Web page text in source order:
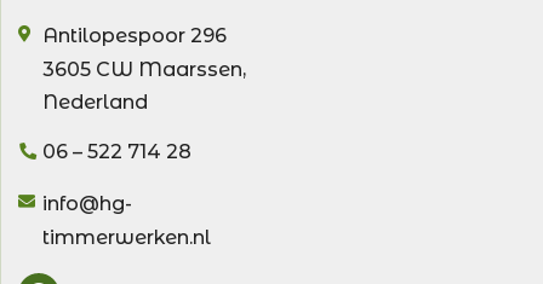
Antilopespoor 296
3605 CW Maarssen,
Nederland
06 – 522 714 28
info@hg-
timmerwerken.nl